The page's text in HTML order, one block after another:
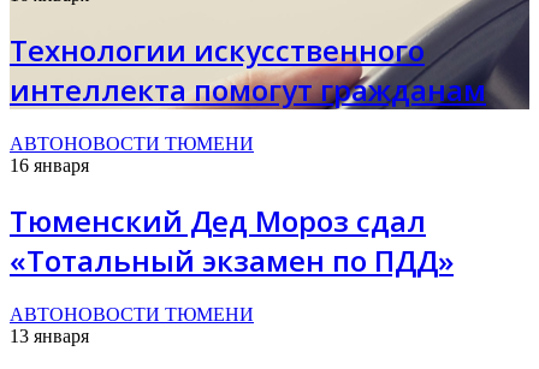
Технологии искусственного
интеллекта помогут гражданам
АВТОНОВОСТИ ТЮМЕНИ
16 января
Тюменский Дед Мороз сдал
«Тотальный экзамен по ПДД»
АВТОНОВОСТИ ТЮМЕНИ
13 января